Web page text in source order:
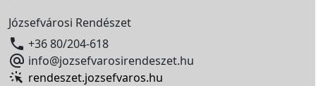
Józsefvárosi Rendészet
 +36 80/204-618
 info@jozsefvarosirendeszet.hu
rendeszet.jozsefvaros.hu